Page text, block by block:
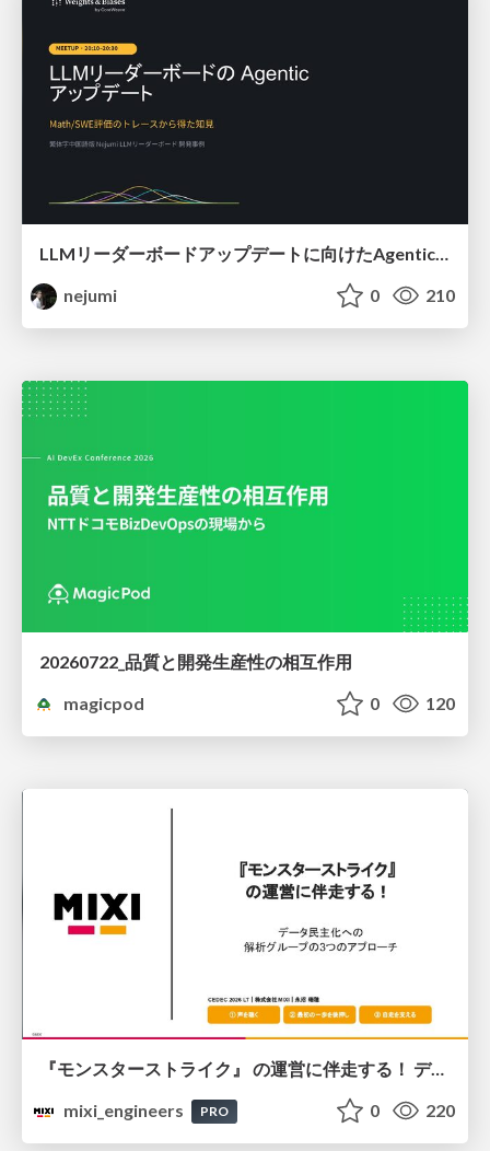
LLMリーダーボードアップデートに向けたAgentic Math_SWEのトレースについて
nejumi
0 210
20260722_品質と開発生産性の相互作用
magicpod
0 120
『モンスターストライク』 の運営に伴走する！ データ民主化への 解析グループの3つのアプローチ
mixi_engineers
PRO 0 220